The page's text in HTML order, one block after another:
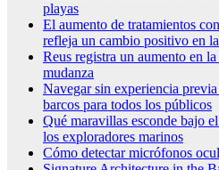
playas
El aumento de tratamientos
refleja un cambio positivo en
Reus registra un aumento en
mudanza
Navegar sin experiencia
barcos para todos los públicos
Qué maravillas esconde bajo
los exploradores marinos
Cómo detectar micrófonos